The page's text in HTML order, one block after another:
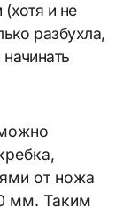
(хотя и не
разбухла,
от ножа
мм. Таким